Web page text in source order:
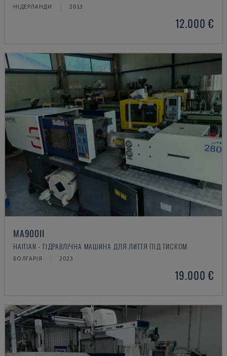
НІДЕРЛАНДИ 2013
12.000 €
MA900ІІ
HAITIAN - ГІДРАВЛІЧНА МАШИНА ДЛЯ ЛИТТЯ ПІД ТИСКОМ
БОЛГАРІЯ 2023
19.000 €